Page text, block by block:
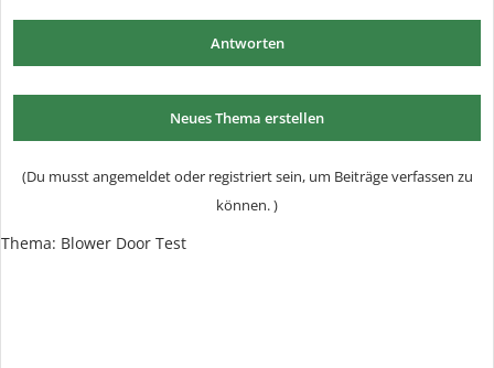
Antworten
Neues Thema erstellen
(Du musst angemeldet oder registriert sein, um Beiträge verfassen zu
können. )
Thema: Blower Door Test